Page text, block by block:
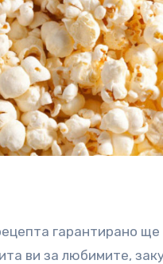
гарантирано ще
ви за любимите,